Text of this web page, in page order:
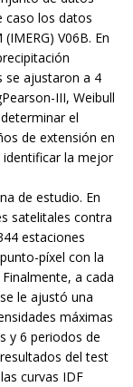
caso los datos
V06B. En
se ajustaron a 4
III, Weibull
el
de extensión en
identificar la mejor
de estudio. En
satelitales contra
estaciones
píxel con la
a cada
le ajustó una
máximas
y 6 periodos de
del test
curvas IDF